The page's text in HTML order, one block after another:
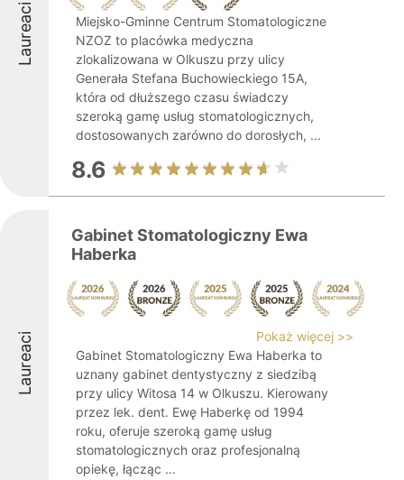
Laureaci
Miejsko-Gminne Centrum Stomatologiczne
NZOZ to placówka medyczna
zlokalizowana w Olkuszu przy ulicy
Generała Stefana Buchowieckiego 15A,
która od dłuższego czasu świadczy
szeroką gamę usług stomatologicznych,
dostosowanych zarówno do dorosłych, ...
8.6
Laureaci
Gabinet Stomatologiczny Ewa
Haberka
Pokaż więcej >>
Gabinet Stomatologiczny Ewa Haberka to
uznany gabinet dentystyczny z siedzibą
przy ulicy Witosa 14 w Olkuszu. Kierowany
przez lek. dent. Ewę Haberkę od 1994
roku, oferuje szeroką gamę usług
stomatologicznych oraz profesjonalną
opiekę, łącząc ...